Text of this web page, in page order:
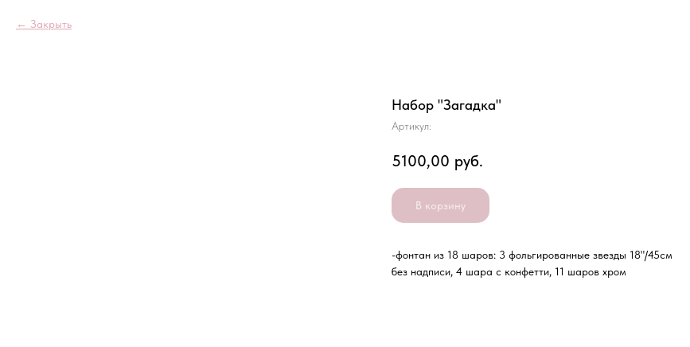
Закрыть
Набор "Загадка"
Артикул:
5100,00 руб.
В корзину
-фонтан из 18 шаров: 3 фольгированные звезды 18"/45см
без надписи, 4 шара с конфетти, 11 шаров хром